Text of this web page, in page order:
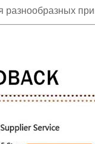
разнообразных